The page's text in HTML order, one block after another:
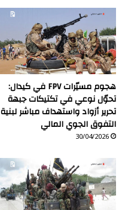
هجوم مسيّرات FPV في كيدال:
تحوّل نوعي في تكتيكات جبهة
تحرير أزواد واستهداف مباشر لبنية
التفوق الجوي المالي
30/04/2026